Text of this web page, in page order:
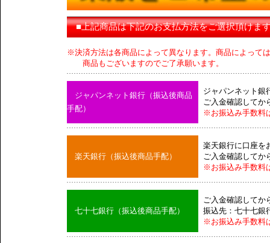
■上記商品は下記のお支払方法をご選択頂けま
※決済方法は各商品によって異なります。商品によって
商品もございますのでご了承願います。
ジャパンネット銀行（振込後商品
手配）
ジャパンネット銀
ご入金確認してか
※お振込み手数料
楽天銀行（振込後商品手配）
楽天銀行に口座を
ご入金確認してか
※お振込み手数料
七十七銀行（振込後商品手配）
ご入金確認してか
振込先：七十七銀
※お振込み手数料